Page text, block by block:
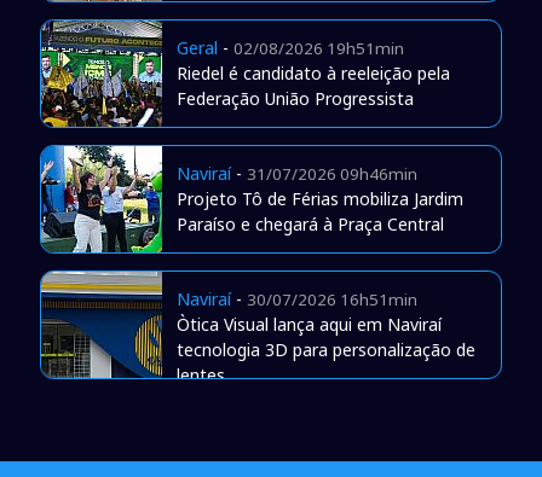
Geral - 02/08/2026 19h51min
Riedel é candidato à reeleição pela
Federação União Progressista
Naviraí- 31/07/2026 09h46min
Projeto Tô de Férias mobiliza Jardim
Paraíso e chegará à Praça Central
Naviraí- 30/07/2026 16h51min
Òtica Visual lança aqui em Naviraí
tecnologia 3D para personalização de
lentes